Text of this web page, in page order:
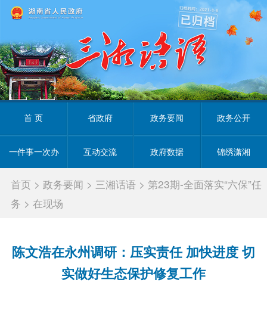
首 页 省政府 政务要闻 政务公开
一件事一次办 互动交流 政府数据 锦绣潇湘
首页 >政务要闻 > 三湘话语 > 第23期-全面落实“六保”任
务 >在现场
陈文浩在永州调研：压实责任 加快进度 切
实做好生态保护修复工作